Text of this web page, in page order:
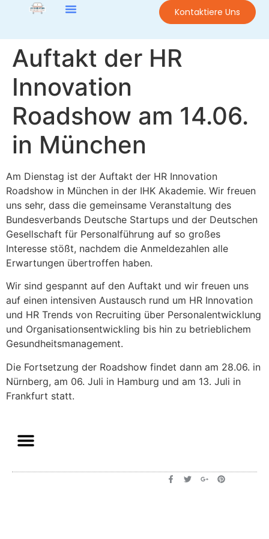
Kontaktiere Uns
Auftakt der HR
Innovation
Roadshow am 14.06.
in München
Am Dienstag ist der Auftakt der HR Innovation
Roadshow in München in der IHK Akademie. Wir freuen
uns sehr, dass die gemeinsame Veranstaltung des
Bundesverbands Deutsche Startups und der Deutschen
Gesellschaft für Personalführung auf so großes
Interesse stößt, nachdem die Anmeldezahlen alle
Erwartungen übertroffen haben.
Wir sind gespannt auf den Auftakt und wir freuen uns
auf einen intensiven Austausch rund um HR Innovation
und HR Trends von Recruiting über Personalentwicklung
und Organisationsentwickling bis hin zu betrieblichem
Gesundheitsmanagement.
Die Fortsetzung der Roadshow findet dann am 28.06. in
Nürnberg, am 06. Juli in Hamburg und am 13. Juli in
Frankfurt statt.